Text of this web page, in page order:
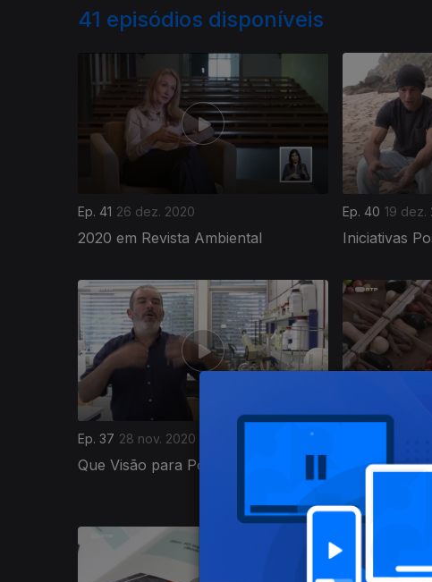
41 episódios disponíveis
Ep. 41 26 dez. 2020
2020 em Revista Ambiental
Ep. 40 19 dez.
Iniciativas
Ep. 37 28 nov. 2020
Que Visão para Portugal em 2030?
Quem
498374